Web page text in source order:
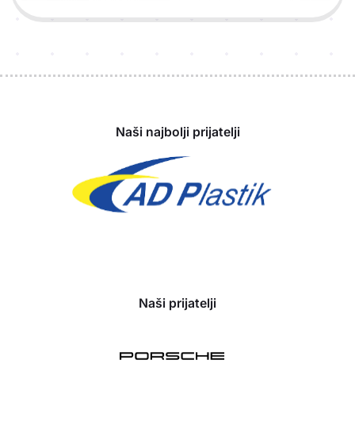
Naši najbolji prijatelji
Naši prijatelji